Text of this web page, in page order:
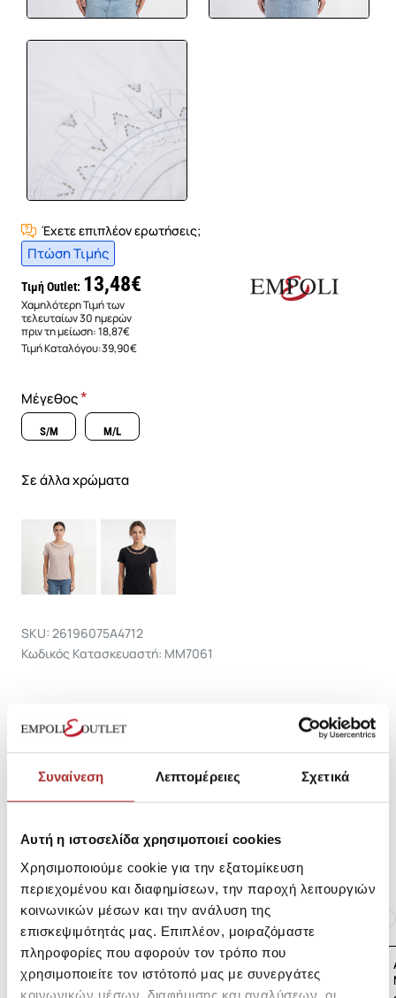
Συναίνεση Λεπτομέρειες Σχετικά
Αυτή η ιστοσελίδα χρησιμοποιεί cookies
Χρησιμοποιούμε cookie για την εξατομίκευση
περιεχομένου και διαφημίσεων, την παροχή λειτουργιών
κοινωνικών μέσων και την ανάλυση της
επισκεψιμότητάς μας. Επιπλέον, μοιραζόμαστε
πληροφορίες που αφορούν τον τρόπο που
χρησιμοποιείτε τον ιστότοπό μας με συνεργάτες
κοινωνικών μέσων, διαφήμισης και αναλύσεων, οι
Έχετε επιπλέον ερωτήσεις;
Πτώση Τιμής
Τιμή Outlet: 13,48€
Χαμηλότερη Τιμή των
τελευταίων 30 ημερών
πριν τη μείωση:18,87€
Τιμή Καταλόγου:39,90€
Μέγεθος
S/M M/L
Σε άλλα χρώματα
SKU: 26196075A4712
Κωδικός Κατασκευαστή: MM7061
Επιστροφές Προϊόντων
Ίδια κατηγορία Ίδιο Brand
Ανδρική Κοντομάνικη
Μπλούζα Club NIKE